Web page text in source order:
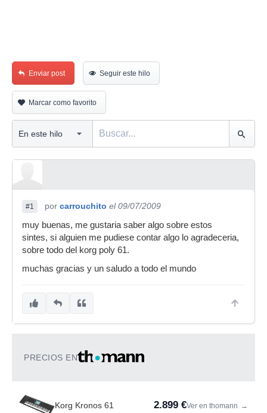
Enviar post Seguir este hilo
Marcar como favorito
#1 por carrouchito el 09/07/2009
muy buenas, me gustaria saber algo sobre estos
sintes, si alguien me pudiese contar algo lo agradeceria,
sobre todo del korg poly 61.
muchas gracias y un saludo a todo el mundo
PRECIOS EN
Korg Kronos 61 2.899 €Ver en thomann →